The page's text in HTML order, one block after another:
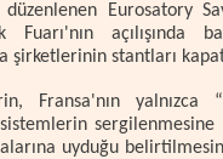
düzenlenen Eurosatory
Fuarı'nın açılışında
şirketlerinin stantları
Fransa'nın yalnızca
uyduğu